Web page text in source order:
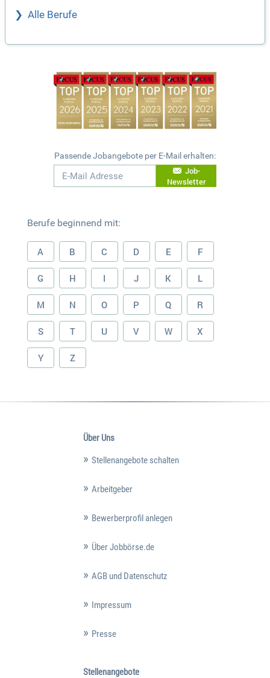
Alle Berufe
Passende Jobangebote per E-Mail erhalten:
Job-
Newsletter
Berufe beginnend mit:
A B C D E F
G H I J K L
M N O P Q R
S T U V W X
Y Z
Über Uns
Stellenangebote schalten
Arbeitgeber
Bewerberprofil anlegen
Über Jobbörse.de
AGB und Datenschutz
Impressum
Presse
Stellenangebote